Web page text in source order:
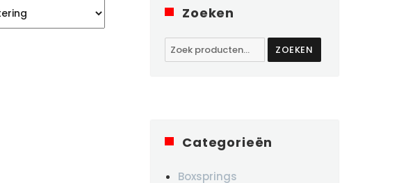
Zoeken
Zoeken
naar:
ZOEKEN
Categorieën
Boxsprings